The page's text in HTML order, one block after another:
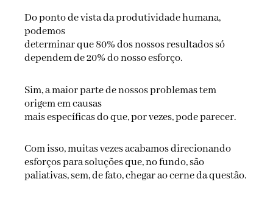
Do ponto de vista da produtividade humana,
podemos
determinar que 80% dos nossos resultados só
dependem de 20% do nosso esforço.
Sim, a maior parte de nossos problemas tem
origem em causas
mais específicas do que, por vezes, pode parecer.
Com isso, muitas vezes acabamos direcionando
esforços para soluções que, no fundo, são
paliativas, sem, de fato, chegar ao cerne da questão.